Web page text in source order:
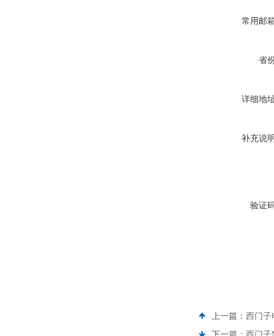
常用邮
省
详细地
补充说
验证
上一篇： 西门子